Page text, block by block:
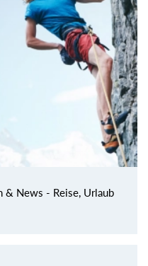
& News - Reise, Urlaub